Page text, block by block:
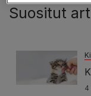
Suositut
4